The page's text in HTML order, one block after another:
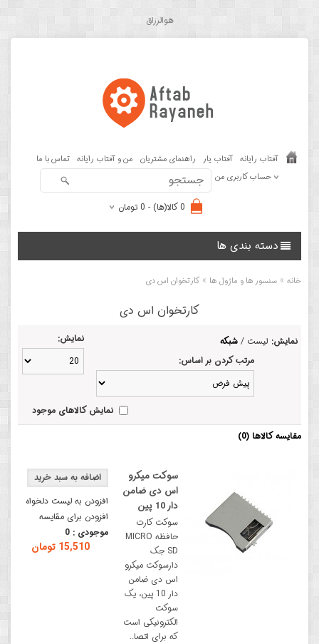
هوالرزاق
آفتاب رایانه آفتاب یار راهنمای مشتریان من و آفتاب رایانه تماس با ما
حساب کاربری من
0 کالا(ها) - 0 تومان
دسته بندی ها
خانه » سنسور ها و ماژول ها » کارتخوان اس دی
کارتخوان اس دی
نمایش: لیست / شبکه
نمایش:
مرتب کردن بر اساس:
نمایش کالاهای موجود
مقایسه کالاها (0)
افزودن به لیست دلخواه
افزودن برای مقایسه
موجودی : 0
15,510 تومان
سوکت میکرو
اس دی ضامن
دار 10 پین
سوکت کارت
حافظه MICRO
SD جک
دارسوکت میکرو
اس دی ضامن
دار 10 پین، یک
سوکت
الکترونیکی است
که برای اتصا..